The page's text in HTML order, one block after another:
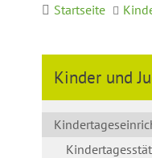
Startseite
Kinder und